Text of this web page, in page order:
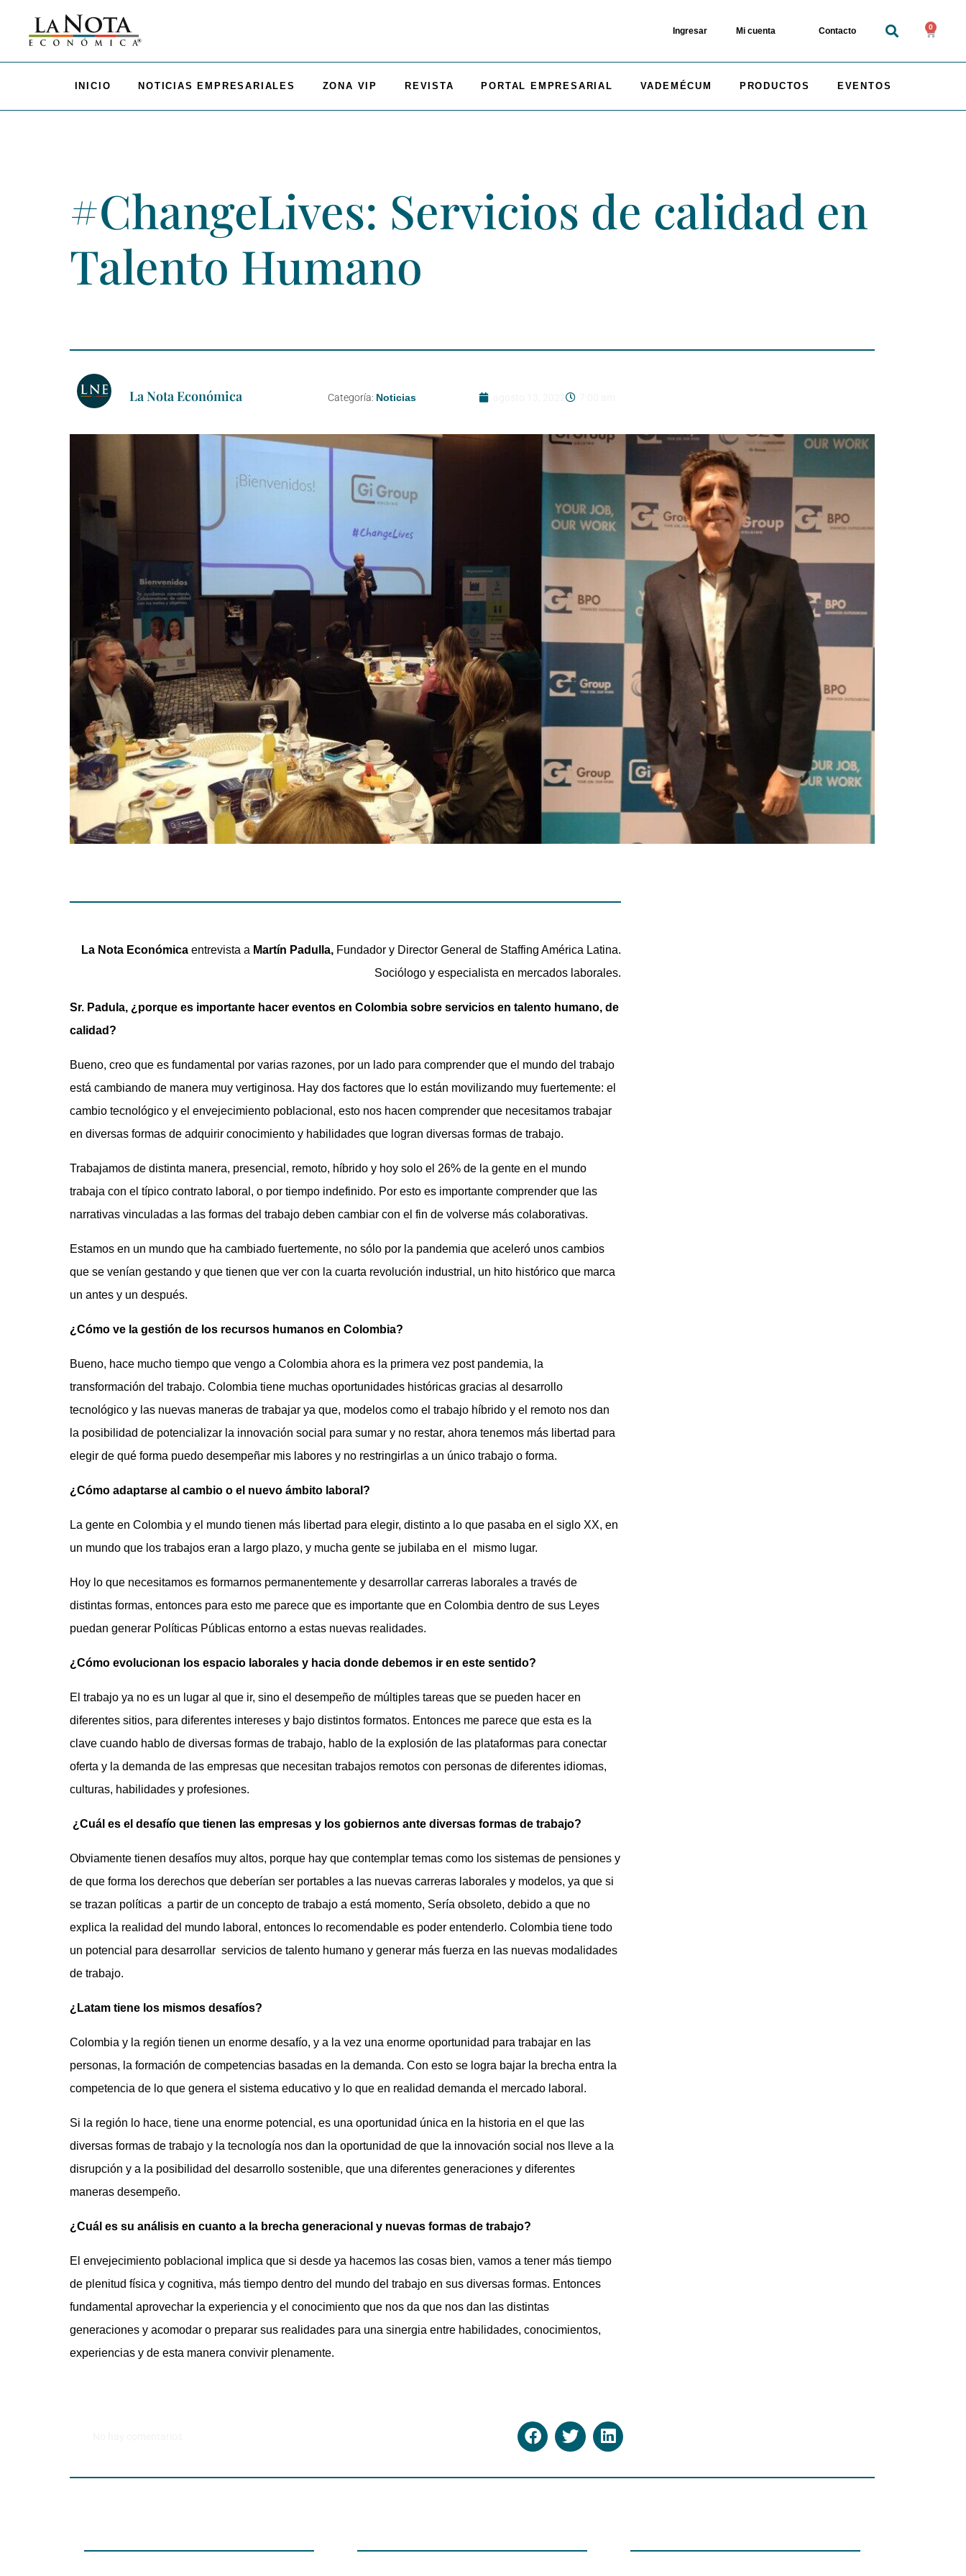
Ingresar Mi cuenta Contacto 0
INICIO NOTICIAS EMPRESARIALES ZONA VIP REVISTA PORTAL EMPRESARIAL VADEMÉCUM PRODUCTOS EVENTOS
#ChangeLives: Servicios de calidad en
Talento Humano
La Nota Económica Categoría: Noticias
La Nota Económicaentrevista a Martín Padulla, Fundador y Director General de Staffing América Latina.
Sociólogo y especialista en mercados laborales.
Sr. Padula, ¿porque es importante hacer eventos en Colombia sobre servicios en talento humano, de
calidad?
Bueno, creo que es fundamental por varias razones, por un lado para comprender que el mundo del trabajo
está cambiando de manera muy vertiginosa. Hay dos factores que lo están movilizando muy fuertemente: el
cambio tecnológico y el envejecimiento poblacional, esto nos hacen comprender que necesitamos trabajar
en diversas formas de adquirir conocimiento y habilidades que logran diversas formas de trabajo.
Trabajamos de distinta manera, presencial, remoto, híbrido y hoy solo el 26% de la gente en el mundo
trabaja con el típico contrato laboral, o por tiempo indefinido. Por esto es importante comprender que las
narrativas vinculadas a las formas del trabajo deben cambiar con el fin de volverse más colaborativas.
Estamos en un mundo que ha cambiado fuertemente, no sólo por la pandemia que aceleró unos cambios
que se venían gestando y que tienen que ver con la cuarta revolución industrial, un hito histórico que marca
un antes y un después.
¿Cómo ve la gestión de los recursos humanos en Colombia?
Bueno, hace mucho tiempo que vengo a Colombia ahora es la primera vez post pandemia, la
transformación del trabajo. Colombia tiene muchas oportunidades históricas gracias al desarrollo
tecnológico y las nuevas maneras de trabajar ya que, modelos como el trabajo híbrido y el remoto nos dan
la posibilidad de potencializar la innovación social para sumar y no restar, ahora tenemos más libertad para
elegir de qué forma puedo desempeñar mis labores y no restringirlas a un único trabajo o forma.
¿Cómo adaptarse al cambio o el nuevo ámbito laboral?
La gente en Colombia y el mundo tienen más libertad para elegir, distinto a lo que pasaba en el siglo XX, en
un mundo que los trabajos eran a largo plazo, y mucha gente se jubilaba en el mismo lugar.
Hoy lo que necesitamos es formarnos permanentemente y desarrollar carreras laborales a través de
distintas formas, entonces para esto me parece que es importante que en Colombia dentro de sus Leyes
puedan generar Políticas Públicas entorno a estas nuevas realidades.
¿Cómo evolucionan los espacio laborales y hacia donde debemos ir en este sentido?
El trabajo ya no es un lugar al que ir, sino el desempeño de múltiples tareas que se pueden hacer en
diferentes sitios, para diferentes intereses y bajo distintos formatos. Entonces me parece que esta es la
clave cuando hablo de diversas formas de trabajo, hablo de la explosión de las plataformas para conectar
oferta y la demanda de las empresas que necesitan trabajos remotos con personas de diferentes idiomas,
culturas, habilidades y profesiones.
¿Cuál es el desafío que tienen las empresas y los gobiernos ante diversas formas de trabajo?
Obviamente tienen desafíos muy altos, porque hay que contemplar temas como los sistemas de pensiones y
de que forma los derechos que deberían ser portables a las nuevas carreras laborales y modelos, ya que si
se trazan políticas a partir de un concepto de trabajo a está momento, Sería obsoleto, debido a que no
explica la realidad del mundo laboral, entonces lo recomendable es poder entenderlo. Colombia tiene todo
un potencial para desarrollar servicios de talento humano y generar más fuerza en las nuevas modalidades
de trabajo.
¿Latam tiene los mismos desafíos?
Colombia y la región tienen un enorme desafío, y a la vez una enorme oportunidad para trabajar en las
personas, la formación de competencias basadas en la demanda. Con esto se logra bajar la brecha entra la
competencia de lo que genera el sistema educativo y lo que en realidad demanda el mercado laboral.
Si la región lo hace, tiene una enorme potencial, es una oportunidad única en la historia en el que las
diversas formas de trabajo y la tecnología nos dan la oportunidad de que la innovación social nos lleve a la
disrupción y a la posibilidad del desarrollo sostenible, que una diferentes generaciones y diferentes
maneras desempeño.
¿Cuál es su análisis en cuanto a la brecha generacional y nuevas formas de trabajo?
El envejecimiento poblacional implica que si desde ya hacemos las cosas bien, vamos a tener más tiempo
de plenitud física y cognitiva, más tiempo dentro del mundo del trabajo en sus diversas formas. Entonces
fundamental aprovechar la experiencia y el conocimiento que nos da que nos dan las distintas
generaciones y acomodar o preparar sus realidades para una sinergia entre habilidades, conocimientos,
experiencias y de esta manera convivir plenamente.